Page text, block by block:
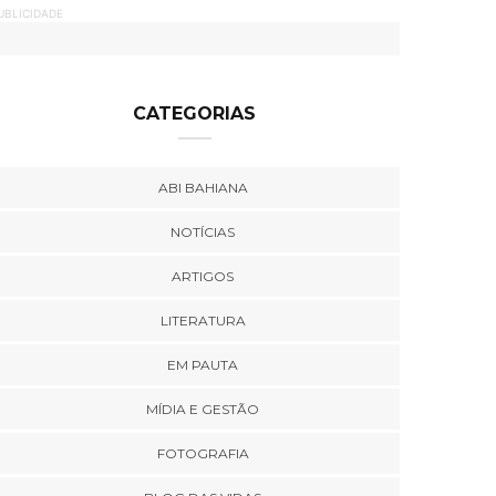
CATEGORIAS
ABI BAHIANA
NOTÍCIAS
ARTIGOS
LITERATURA
EM PAUTA
MÍDIA E GESTÃO
FOTOGRAFIA